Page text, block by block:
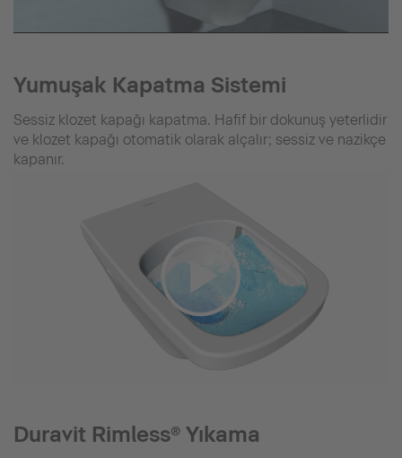
Yumuşak Kapatma Sistemi
Sessiz klozet kapağı kapatma. Hafif bir dokunuş yeterlidir
ve klozet kapağı otomatik olarak alçalır; sessiz ve nazikçe
kapanır.
Duravit Rimless® Yıkama